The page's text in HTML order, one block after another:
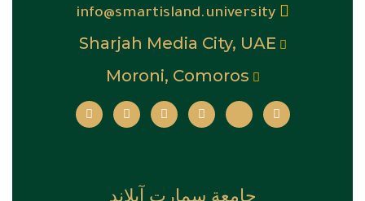
info@smartisland.university
Sharjah Media City, UAE
Moroni, Comoros
جامعة سمارت آيلاند